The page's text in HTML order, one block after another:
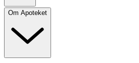
Om Apoteket